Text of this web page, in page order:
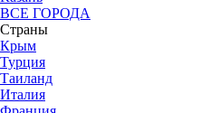
ВСЕ ГОРОДА
Страны
Крым
Турция
Таиланд
Италия